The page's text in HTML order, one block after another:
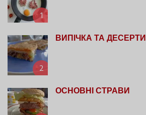
1
2
ВИПІЧКА ТА ДЕСЕРТИ
ОСНОВНІ СТРАВИ